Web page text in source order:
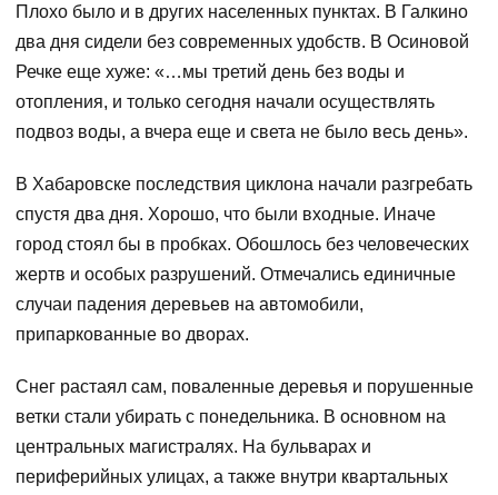
Плохо было и в других населенных пунктах. В Галкино
два дня сидели без современных удобств. В Осиновой
Речке еще хуже: «…мы третий день без воды и
отопления, и только сегодня начали осуществлять
подвоз воды, а вчера еще и света не было весь день».
В Хабаровске последствия циклона начали разгребать
спустя два дня. Хорошо, что были входные. Иначе
город стоял бы в пробках. Обошлось без человеческих
жертв и особых разрушений. Отмечались единичные
случаи падения деревьев на автомобили,
припаркованные во дворах.
Снег растаял сам, поваленные деревья и порушенные
ветки стали убирать с понедельника. В основном на
центральных магистралях. На бульварах и
периферийных улицах, а также внутри квартальных